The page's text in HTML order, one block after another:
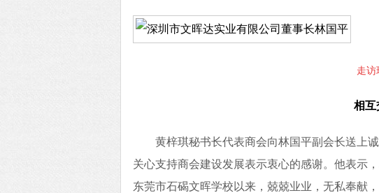
走访
相互
黄梓琪秘书长代表商会向林国平副会长送上
关心支持商会建设发展表示衷心的感谢。他表示
东莞市石碣文晖学校以来，兢兢业业，无私奉献